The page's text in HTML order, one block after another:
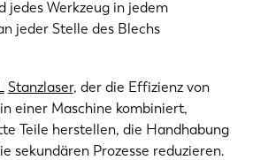
jedes Werkzeug in jedem
jeder Stelle des Blechs
Stanzlaser, der die Effizienz von
einer Maschine kombiniert,
Teile herstellen, die Handhabung
sekundären Prozesse reduzieren.